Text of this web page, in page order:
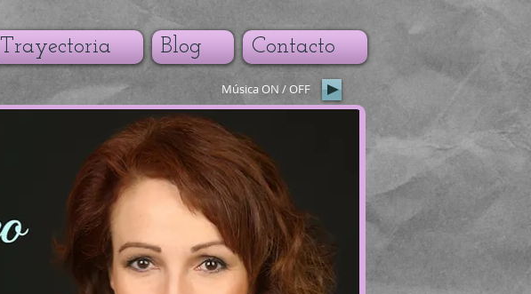
Música ON / OFF
Trayectoria Blog Contacto